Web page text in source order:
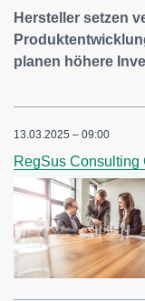
Hersteller setzen
planen höhere
13.03.2025 – 09:00
RegSus Consulting